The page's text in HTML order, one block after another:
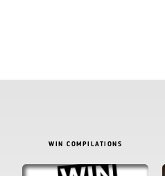
WIN COMPILATIONS